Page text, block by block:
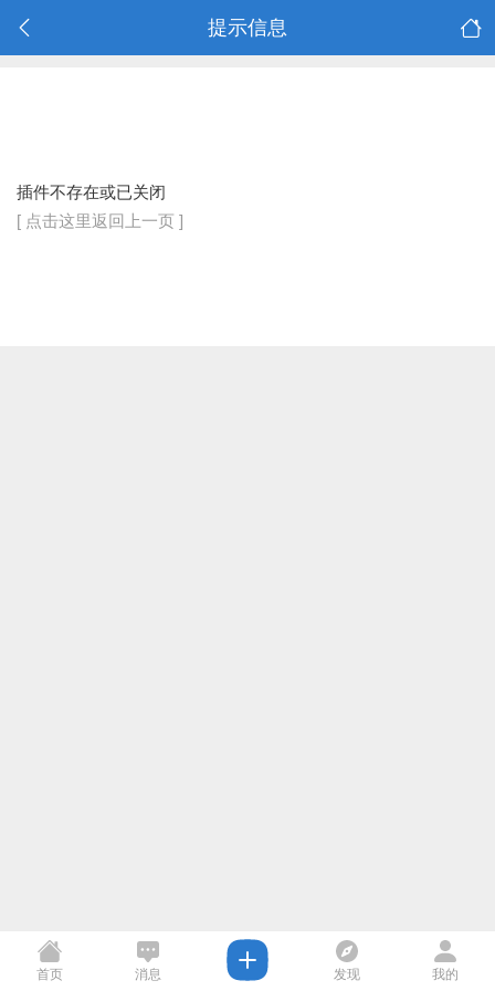
提示信息
插件不存在或已关闭
[ 点击这里返回上一页 ]
首页 消息 发现 我的